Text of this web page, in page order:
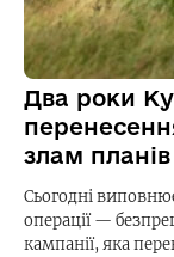
Два роки
злам
Сьогодні
операції —
кампанії, яка